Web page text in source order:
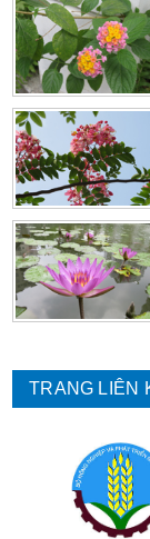
TRANG LIÊN